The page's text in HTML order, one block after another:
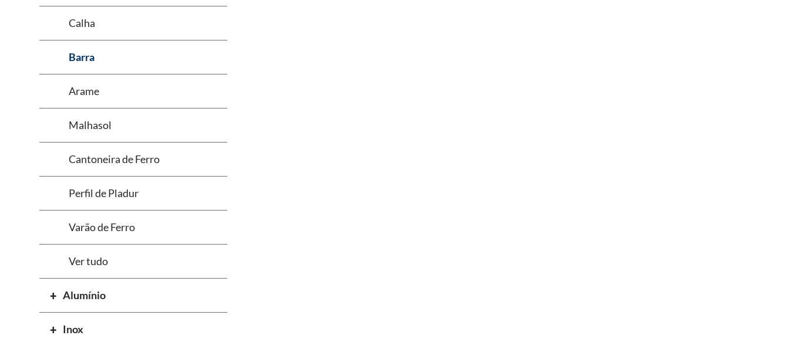
Calha
Barra
Arame
Malhasol
Cantoneira de Ferro
Perfil de Pladur
Varão de Ferro
Ver tudo
Alumínio
Inox